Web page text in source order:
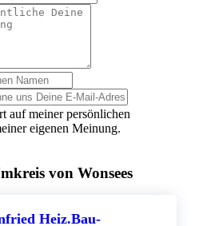
auf meiner persönlichen
eigenen Meinung.
von Wonsees
Heiz.Bau-